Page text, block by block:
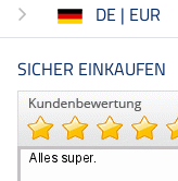
DE | EUR
SICHER EINKAUFEN